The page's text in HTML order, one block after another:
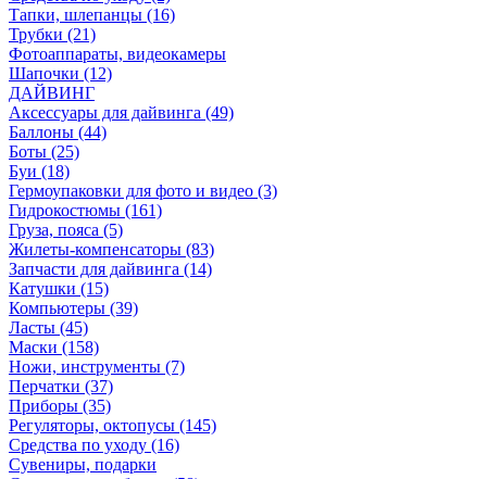
Тапки, шлепанцы (16)
Трубки (21)
Фотоаппараты, видеокамеры
Шапочки (12)
ДАЙВИНГ
Аксессуары для дайвинга (49)
Баллоны (44)
Боты (25)
Буи (18)
Гермоупаковки для фото и видео (3)
Гидрокостюмы (161)
Груза, пояса (5)
Жилеты-компенсаторы (83)
Запчасти для дайвинга (14)
Катушки (15)
Компьютеры (39)
Ласты (45)
Маски (158)
Ножи, инструменты (7)
Перчатки (37)
Приборы (35)
Регуляторы, октопусы (145)
Средства по уходу (16)
Сувениры, подарки